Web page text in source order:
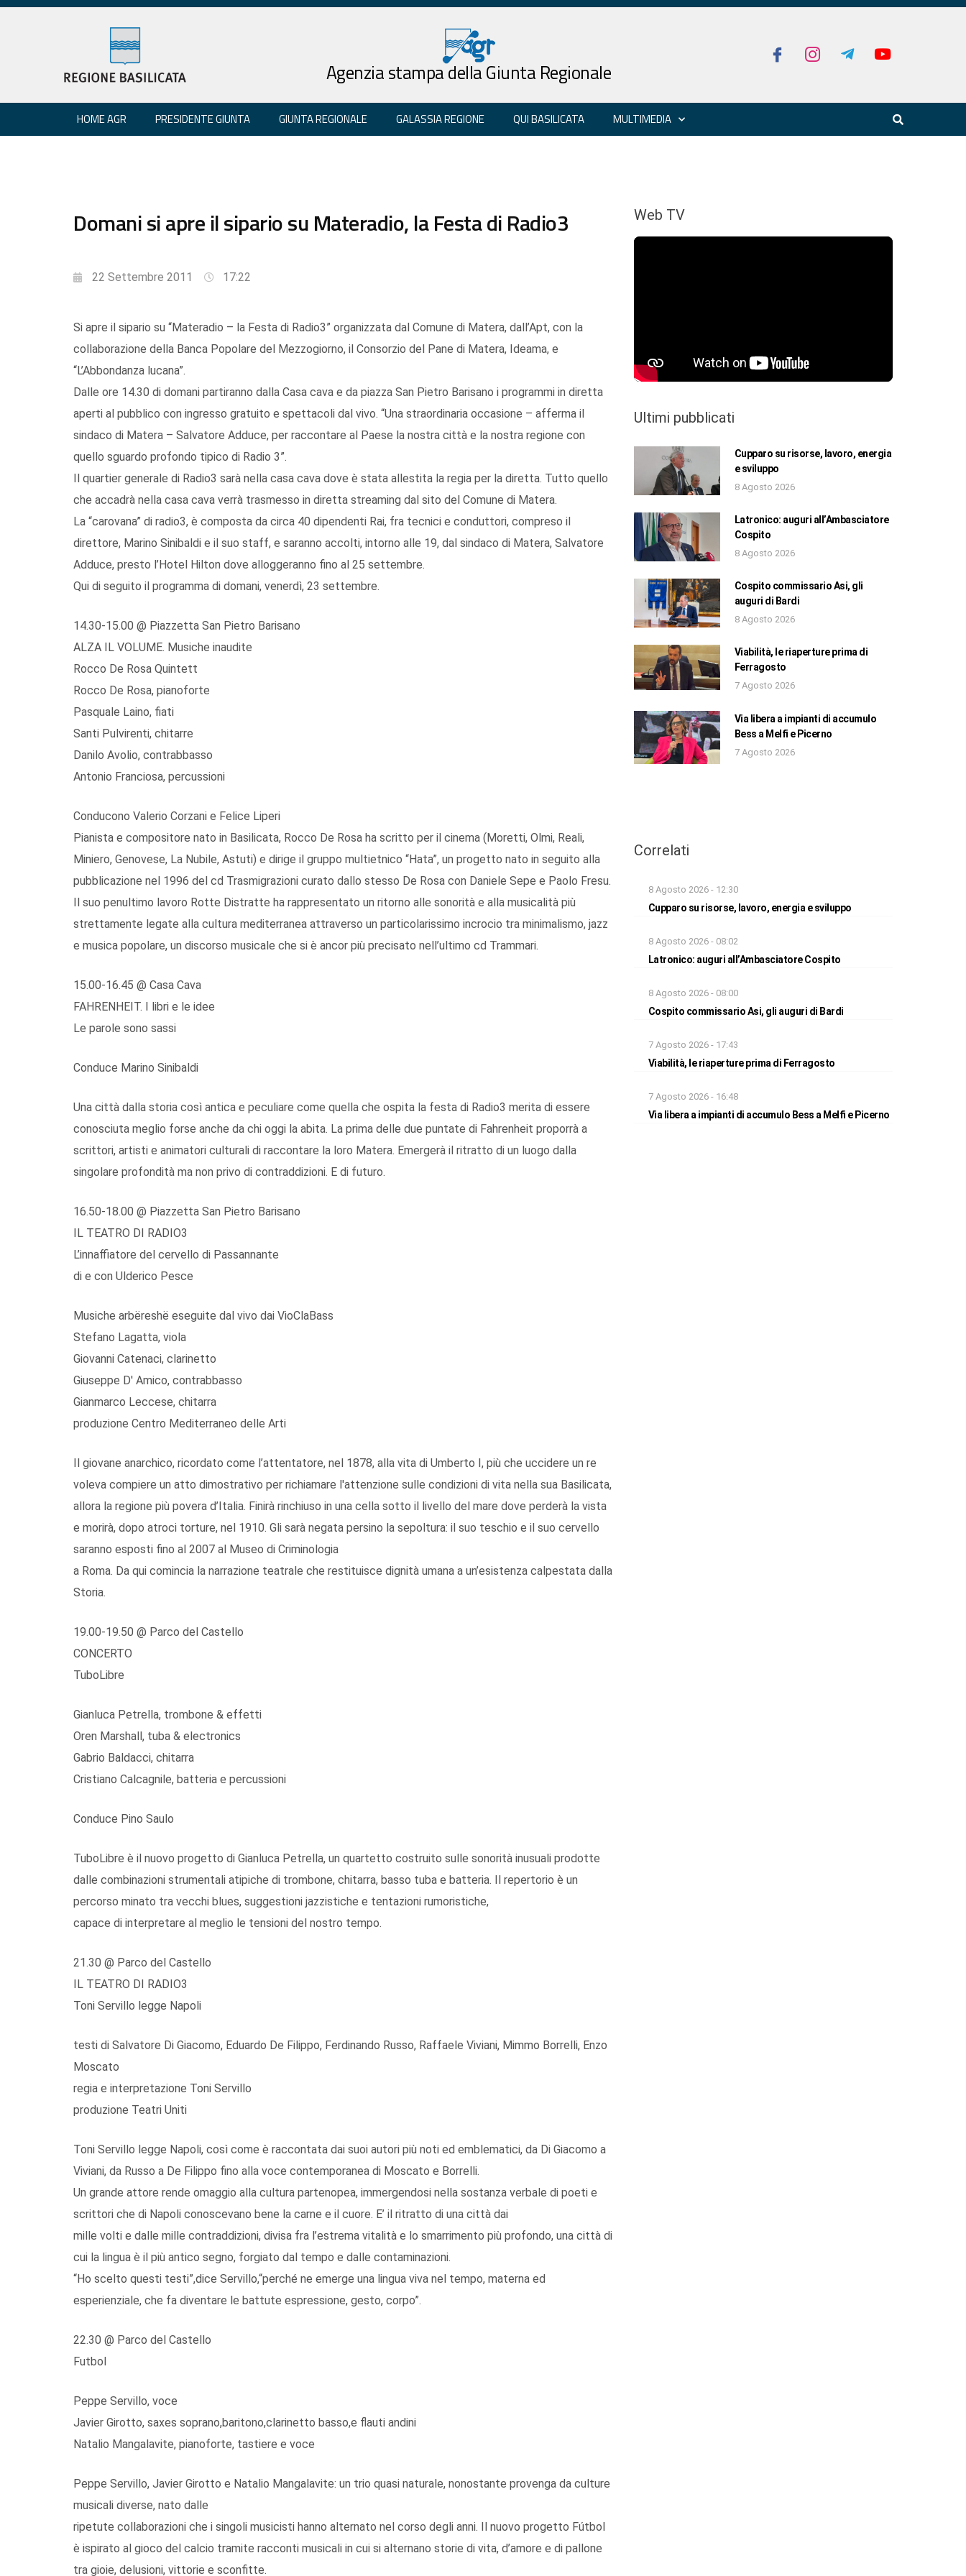
Agenzia stampa della Giunta Regionale
HOME AGR PRESIDENTE GIUNTA GIUNTA REGIONALE GALASSIA REGIONE QUI BASILICATA MULTIMEDIA
Domani si apre il sipario su Materadio, la Festa di Radio3
22 Settembre 2011 17:22
Si apre il sipario su “Materadio – la Festa di Radio3” organizzata dal Comune di Matera, dall’Apt, con la
collaborazione della Banca Popolare del Mezzogiorno, il Consorzio del Pane di Matera, Ideama, e
“L’Abbondanza lucana”.
Dalle ore 14.30 di domani partiranno dalla Casa cava e da piazza San Pietro Barisano i programmi in diretta
aperti al pubblico con ingresso gratuito e spettacoli dal vivo. “Una straordinaria occasione – afferma il
sindaco di Matera – Salvatore Adduce, per raccontare al Paese la nostra città e la nostra regione con
quello sguardo profondo tipico di Radio 3”.
Il quartier generale di Radio3 sarà nella casa cava dove è stata allestita la regia per la diretta. Tutto quello
che accadrà nella casa cava verrà trasmesso in diretta streaming dal sito del Comune di Matera.
La “carovana” di radio3, è composta da circa 40 dipendenti Rai, fra tecnici e conduttori, compreso il
direttore, Marino Sinibaldi e il suo staff, e saranno accolti, intorno alle 19, dal sindaco di Matera, Salvatore
Adduce, presto l’Hotel Hilton dove alloggeranno fino al 25 settembre.
Qui di seguito il programma di domani, venerdì, 23 settembre.
14.30-15.00 @ Piazzetta San Pietro Barisano
ALZA IL VOLUME. Musiche inaudite
Rocco De Rosa Quintett
Rocco De Rosa, pianoforte
Pasquale Laino, fiati
Santi Pulvirenti, chitarre
Danilo Avolio, contrabbasso
Antonio Franciosa, percussioni
Conducono Valerio Corzani e Felice Liperi
Pianista e compositore nato in Basilicata, Rocco De Rosa ha scritto per il cinema (Moretti, Olmi, Reali,
Miniero, Genovese, La Nubile, Astuti) e dirige il gruppo multietnico “Hata”, un progetto nato in seguito alla
pubblicazione nel 1996 del cd Trasmigrazioni curato dallo stesso De Rosa con Daniele Sepe e Paolo Fresu.
Il suo penultimo lavoro Rotte Distratte ha rappresentato un ritorno alle sonorità e alla musicalità più
strettamente legate alla cultura mediterranea attraverso un particolarissimo incrocio tra minimalismo, jazz
e musica popolare, un discorso musicale che si è ancor più precisato nell’ultimo cd Trammari.
15.00-16.45 @ Casa Cava
FAHRENHEIT. I libri e le idee
Le parole sono sassi
Conduce Marino Sinibaldi
Una città dalla storia così antica e peculiare come quella che ospita la festa di Radio3 merita di essere
conosciuta meglio forse anche da chi oggi la abita. La prima delle due puntate di Fahrenheit proporrà a
scrittori, artisti e animatori culturali di raccontare la loro Matera. Emergerà il ritratto di un luogo dalla
singolare profondità ma non privo di contraddizioni. E di futuro.
16.50-18.00 @ Piazzetta San Pietro Barisano
IL TEATRO DI RADIO3
L’innaffiatore del cervello di Passannante
di e con Ulderico Pesce
Musiche arbëreshë eseguite dal vivo dai VioClaBass
Stefano Lagatta, viola
Giovanni Catenaci, clarinetto
Giuseppe D' Amico, contrabbasso
Gianmarco Leccese, chitarra
produzione Centro Mediterraneo delle Arti
Il giovane anarchico, ricordato come l’attentatore, nel 1878, alla vita di Umberto I, più che uccidere un re
voleva compiere un atto dimostrativo per richiamare l'attenzione sulle condizioni di vita nella sua Basilicata,
allora la regione più povera d’Italia. Finirà rinchiuso in una cella sotto il livello del mare dove perderà la vista
e morirà, dopo atroci torture, nel 1910. Gli sarà negata persino la sepoltura: il suo teschio e il suo cervello
saranno esposti fino al 2007 al Museo di Criminologia
a Roma. Da qui comincia la narrazione teatrale che restituisce dignità umana a un’esistenza calpestata dalla
Storia.
19.00-19.50 @ Parco del Castello
CONCERTO
TuboLibre
Gianluca Petrella, trombone & effetti
Oren Marshall, tuba & electronics
Gabrio Baldacci, chitarra
Cristiano Calcagnile, batteria e percussioni
Conduce Pino Saulo
TuboLibre è il nuovo progetto di Gianluca Petrella, un quartetto costruito sulle sonorità inusuali prodotte
dalle combinazioni strumentali atipiche di trombone, chitarra, basso tuba e batteria. Il repertorio è un
percorso minato tra vecchi blues, suggestioni jazzistiche e tentazioni rumoristiche,
capace di interpretare al meglio le tensioni del nostro tempo.
21.30 @ Parco del Castello
IL TEATRO DI RADIO3
Toni Servillo legge Napoli
testi di Salvatore Di Giacomo, Eduardo De Filippo, Ferdinando Russo, Raffaele Viviani, Mimmo Borrelli, Enzo
Moscato
regia e interpretazione Toni Servillo
produzione Teatri Uniti
Toni Servillo legge Napoli, così come è raccontata dai suoi autori più noti ed emblematici, da Di Giacomo a
Viviani, da Russo a De Filippo fino alla voce contemporanea di Moscato e Borrelli.
Un grande attore rende omaggio alla cultura partenopea, immergendosi nella sostanza verbale di poeti e
scrittori che di Napoli conoscevano bene la carne e il cuore. E’ il ritratto di una città dai
mille volti e dalle mille contraddizioni, divisa fra l’estrema vitalità e lo smarrimento più profondo, una città di
cui la lingua è il più antico segno, forgiato dal tempo e dalle contaminazioni.
“Ho scelto questi testi”,dice Servillo,“perché ne emerge una lingua viva nel tempo, materna ed
esperienziale, che fa diventare le battute espressione, gesto, corpo”.
22.30 @ Parco del Castello
Futbol
Peppe Servillo, voce
Javier Girotto, saxes soprano,baritono,clarinetto basso,e flauti andini
Natalio Mangalavite, pianoforte, tastiere e voce
Peppe Servillo, Javier Girotto e Natalio Mangalavite: un trio quasi naturale, nonostante provenga da culture
musicali diverse, nato dalle
ripetute collaborazioni che i singoli musicisti hanno alternato nel corso degli anni. Il nuovo progetto Fútbol
è ispirato al gioco del calcio tramite racconti musicali in cui si alternano storie di vita, d’amore e di pallone
tra gioie, delusioni, vittorie e sconfitte.
Web TV
Ultimi pubblicati
Cupparo su risorse, lavoro, energia
e sviluppo
8 Agosto 2026
Latronico: auguri all’Ambasciatore
Cospito
8 Agosto 2026
Cospito commissario Asi, gli
auguri di Bardi
8 Agosto 2026
Viabilità, le riaperture prima di
Ferragosto
7 Agosto 2026
Via libera a impianti di accumulo
Bess a Melfi e Picerno
7 Agosto 2026
Correlati
8 Agosto 2026 - 12:30
Cupparo su risorse, lavoro, energia e sviluppo
8 Agosto 2026 - 08:02
Latronico: auguri all’Ambasciatore Cospito
8 Agosto 2026 - 08:00
Cospito commissario Asi, gli auguri di Bardi
7 Agosto 2026 - 17:43
Viabilità, le riaperture prima di Ferragosto
7 Agosto 2026 - 16:48
Via libera a impianti di accumulo Bess a Melfi e Picerno